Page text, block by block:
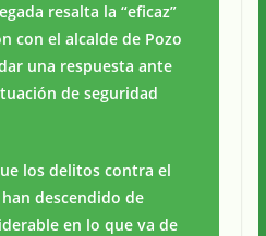
resalta la “eficaz”
con el alcalde de Pozo
una respuesta ante
de seguridad
los delitos contra el
descendido de
en lo que va de